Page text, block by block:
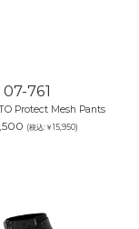
07-761
Protect Mesh Pants
(税込:￥15,950)